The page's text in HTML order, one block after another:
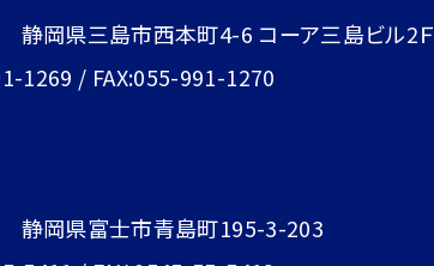
静岡県三島市西本町4-6 コーア三島ビル2Ｆ
1269 / FAX:055-991-1270
静岡県富士市青島町195-3-203